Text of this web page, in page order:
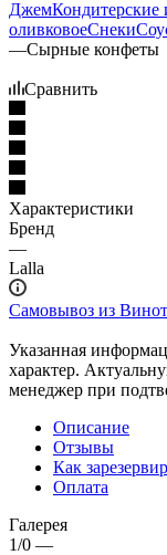
ДжемКондитерские
оливковоеСнеки
—Сырные конфеты
Сравнить
Характеристики
Бренд
—
Lalla
Самовывоз из
Указанная
характер.
менеджер при
Описание
Отзывы
Как
Оплата
Галерея
1/0 —